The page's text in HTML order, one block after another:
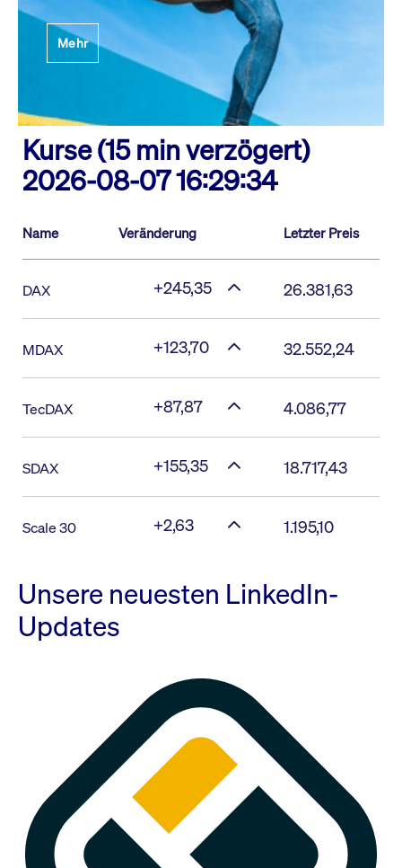
Mehr
Kurse (15 min verzögert)
2026-08-07 16:29:34
Name Veränderung Letzter Preis
DAX +245,35 26.381,63
MDAX +123,70 32.552,24
TecDAX +87,87 4.086,77
SDAX +155,35 18.717,43
Scale 30 +2,63 1.195,10
Unsere neuesten LinkedIn-
Updates